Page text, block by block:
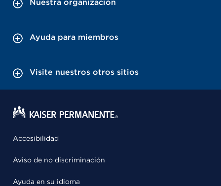
Nuestra organización
Ayuda para miembros
Visite nuestros otros sitios
Accesibilidad
Aviso de no discriminación
Ayuda en su idioma